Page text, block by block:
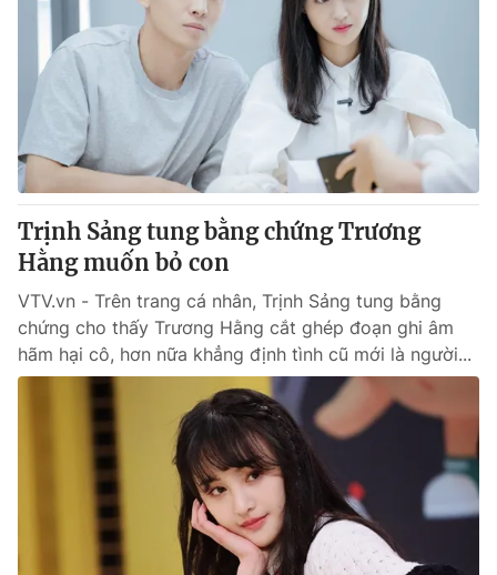
Trịnh Sảng tung bằng chứng Trương
Hằng muốn bỏ con
VTV.vn - Trên trang cá nhân, Trịnh Sảng tung bằng
chứng cho thấy Trương Hằng cắt ghép đoạn ghi âm
hãm hại cô, hơn nữa khẳng định tình cũ mới là người...